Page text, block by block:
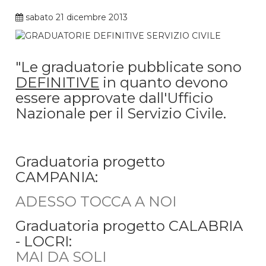
sabato 21 dicembre 2013
"Le graduatorie pubblicate sono
DEFINITIVE in quanto devono
essere approvate dall'Ufficio
Nazionale per il Servizio Civile.
Graduatoria progetto
CAMPANIA:
ADESSO TOCCA A NOI
Graduatoria progetto CALABRIA
- LOCRI:
MAI DA SOLI